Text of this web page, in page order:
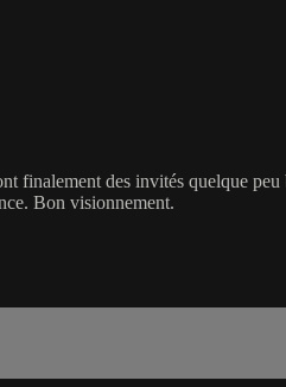
finalement des invités quelque
Bon visionnement.